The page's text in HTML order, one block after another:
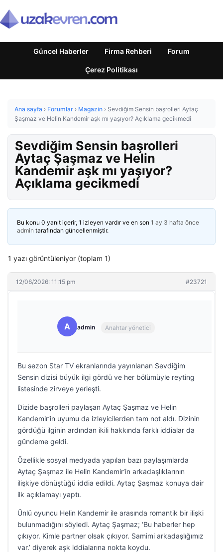
Güncel Haberler Firma Rehberi Forum
Çerez Politikası
Ana sayfa › Forumlar › Magazin › Sevdiğim Sensin başrolleri Aytaç
Şaşmaz ve Helin Kandemir aşk mı yaşıyor? Açıklama gecikmedi
Sevdiğim Sensin başrolleri
Aytaç Şaşmaz ve Helin
Kandemir aşk mı yaşıyor?
Açıklama gecikmedi
Bu konu 0 yanıt içerir, 1 izleyen vardır ve en son 1 ay 3 hafta önce
admin tarafından güncellenmiştir.
1 yazı görüntüleniyor (toplam 1)
12/06/2026: 11:15 pm #23721
A admin Anahtar yönetici
Bu sezon Star TV ekranlarında yayınlanan Sevdiğim
Sensin dizisi büyük ilgi gördü ve her bölümüyle reyting
listesinde zirveye yerleşti.
Dizide başrolleri paylaşan Aytaç Şaşmaz ve Helin
Kandemir’in uyumu da izleyicilerden tam not aldı. Dizinin
gördüğü ilginin ardından ikili hakkında farklı iddialar da
gündeme geldi.
Özellikle sosyal medyada yapılan bazı paylaşımlarda
Aytaç Şaşmaz ile Helin Kandemir’in arkadaşlıklarının
ilişkiye dönüştüğü iddia edildi. Aytaç Şaşmaz konuya dair
ilk açıklamayı yaptı.
Ünlü oyuncu Helin Kandemir ile arasında romantik bir ilişki
bulunmadığını söyledi. Aytaç Şaşmaz; ‘Bu haberler hep
çıkıyor. Kimle partner olsak çıkıyor. Samimi arkadaşlığımız
var.’ diyerek aşk iddialarına nokta koydu.